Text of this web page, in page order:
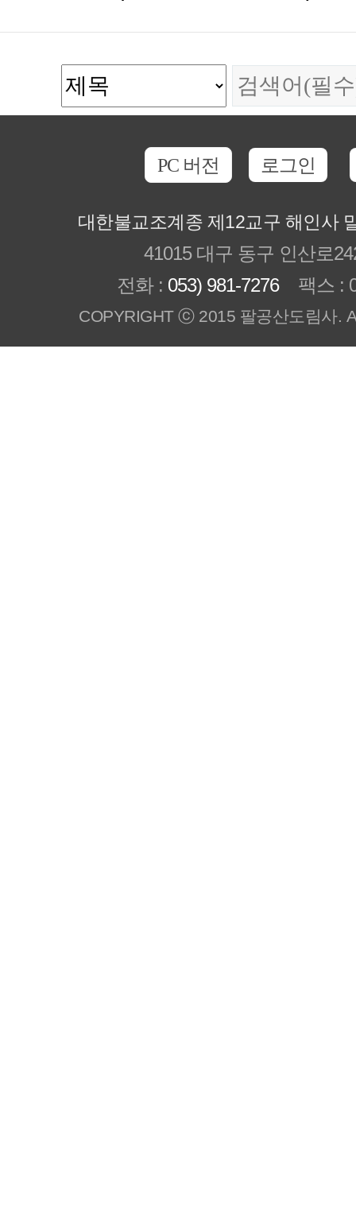
PC 버전 로그인
대한불교조계종 제12교구 해인사
41015 대구 동구 인산로
전화 : 053) 981-7276팩스 :
COPYRIGHT ⓒ 2015 팔공산도림사.